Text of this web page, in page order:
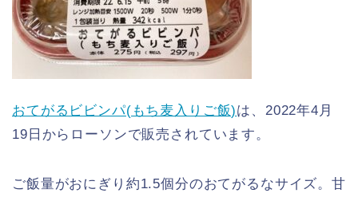
おてがるビビンパ(もち麦入りご飯)は、2022年4月
19日からローソンで販売されています。
ご飯量がおにぎり約1.5個分のおてがるなサイズ。甘